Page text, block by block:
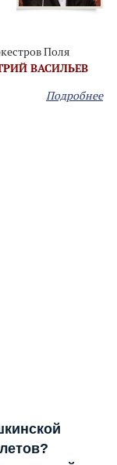
Поля
ВАСИЛЬЕВ
Подробнее